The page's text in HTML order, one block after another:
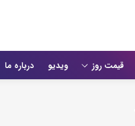
قیمت روز ویدیو درباره ما